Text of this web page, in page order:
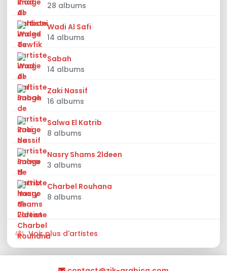
28 albums
Wadi Al Safi
14 albums
Sabah
14 albums
Zaki Nassif
16 albums
Salwa El Katrib
8 albums
Nasry Shams 2ldeen
3 albums
Charbel Rouhana
8 albums
Voir plus d'artistes